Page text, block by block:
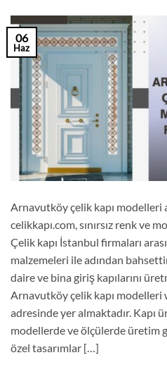
06
Haz
Arnavutköy çelik kapı modelleri
celikkapı.com, sınırsız renk ve
Çelik kapı İstanbul firmaları
malzemeleri ile adından
daire ve bina giriş kapılarını
Arnavutköy çelik kapı modelleri
adresinde yer almaktadır. Kapı
modellerde ve ölçülerde üretim
özel tasarımlar […]